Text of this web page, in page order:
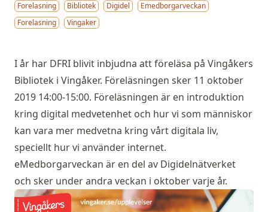
Forelasning Bibliotek Digidel
Emedborgarveckan
Forelasning
Vingaker
I år har DFRI blivit inbjudna att föreläsa på Vingåkers
Bibliotek i Vingåker. Föreläsningen sker 11 oktober
2019 14:00-15:00. Föreläsningen är en introduktion
kring digital medvetenhet och hur vi som människor
kan vara mer medvetna kring vårt digitala liv,
speciellt hur vi använder internet.
eMedborgarveckan är en del av Digidelnätverket
och sker under andra veckan i oktober varje år.